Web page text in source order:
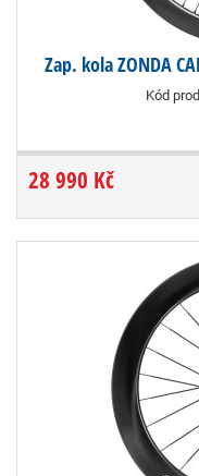
Zap. kola ZONDA
Kód
28 990 Kč